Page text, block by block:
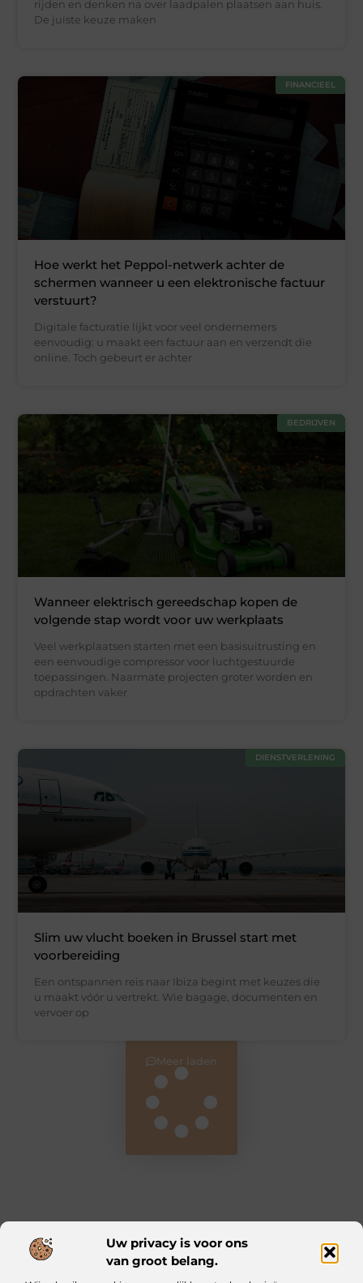
Uw privacy is voor ons
van groot belang.
rijden en denken na over laadpalen plaatsen aan huis.
De juiste keuze maken
FINANCIEEL
Hoe werkt het Peppol-netwerk achter de
schermen wanneer u een elektronische factuur
verstuurt?
Digitale facturatie lijkt voor veel ondernemers
eenvoudig: u maakt een factuur aan en verzendt die
online. Toch gebeurt er achter
BEDRIJVEN
Wanneer elektrisch gereedschap kopen de
volgende stap wordt voor uw werkplaats
Veel werkplaatsen starten met een basisuitrusting en
een eenvoudige compressor voor luchtgestuurde
toepassingen. Naarmate projecten groter worden en
opdrachten vaker
DIENSTVERLENING
Slim uw vlucht boeken in Brussel start met
voorbereiding
Een ontspannen reis naar Ibiza begint met keuzes die
u maakt vóór u vertrekt. Wie bagage, documenten en
vervoer op
Meer laden
Main Links